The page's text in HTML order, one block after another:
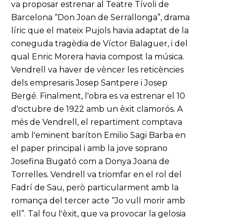
va proposar estrenar al Teatre Tívoli de
Barcelona “Don Joan de Serrallonga”, drama
líric que el mateix Pujols havia adaptat de la
coneguda tragèdia de Víctor Balaguer, i del
qual Enric Morera havia compost la música.
Vendrell va haver de vèncer les reticències
dels empresaris Josep Santpere i Josep
Bergé. Finalment, l'obra es va estrenar el 10
d'octubre de 1922 amb un èxit clamorós. A
més de Vendrell, el repartiment comptava
amb l'eminent baríton Emilio Sagi Barba en
el paper principal i amb la jove soprano
Josefina Bugató com a Donya Joana de
Torrelles. Vendrell va triomfar en el rol del
Fadrí de Sau, però particularment amb la
romança del tercer acte “Jo vull morir amb
ell”. Tal fou l'èxit, que va provocar la gelosia